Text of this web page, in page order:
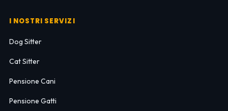
I NOSTRI SERVIZI
Dog Sitter
Cat Sitter
Pensione Cani
Pensione Gatti